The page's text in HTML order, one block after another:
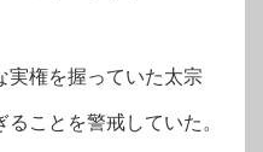
実権を握っていた太宗
ことを警戒していた。